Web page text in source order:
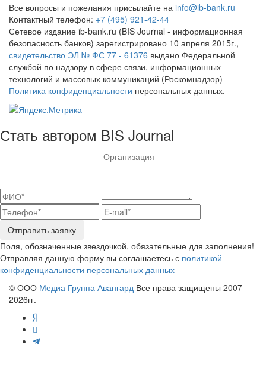
Все вопросы и пожелания присылайте на info@ib-bank.ru
Контактный телефон: +7 (495) 921-42-44
Сетевое издание ib-bank.ru (BIS Journal - информационная
безопасность банков) зарегистрировано 10 апреля 2015г.,
свидетельство ЭЛ № ФС 77 - 61376 выдано Федеральной
службой по надзору в сфере связи, информационных
технологий и массовых коммуникаций (Роскомнадзор)
Политика конфиденциальности персональных данных.
Стать автором BIS Journal
Отправить заявку
Поля, обозначенные звездочкой, обязательные для заполнения!
Отправляя данную форму вы соглашаетесь с политикой
конфиденциальности персональных данных
© ООО Медиа Группа Авангард Все права защищены 2007-
2026гг.